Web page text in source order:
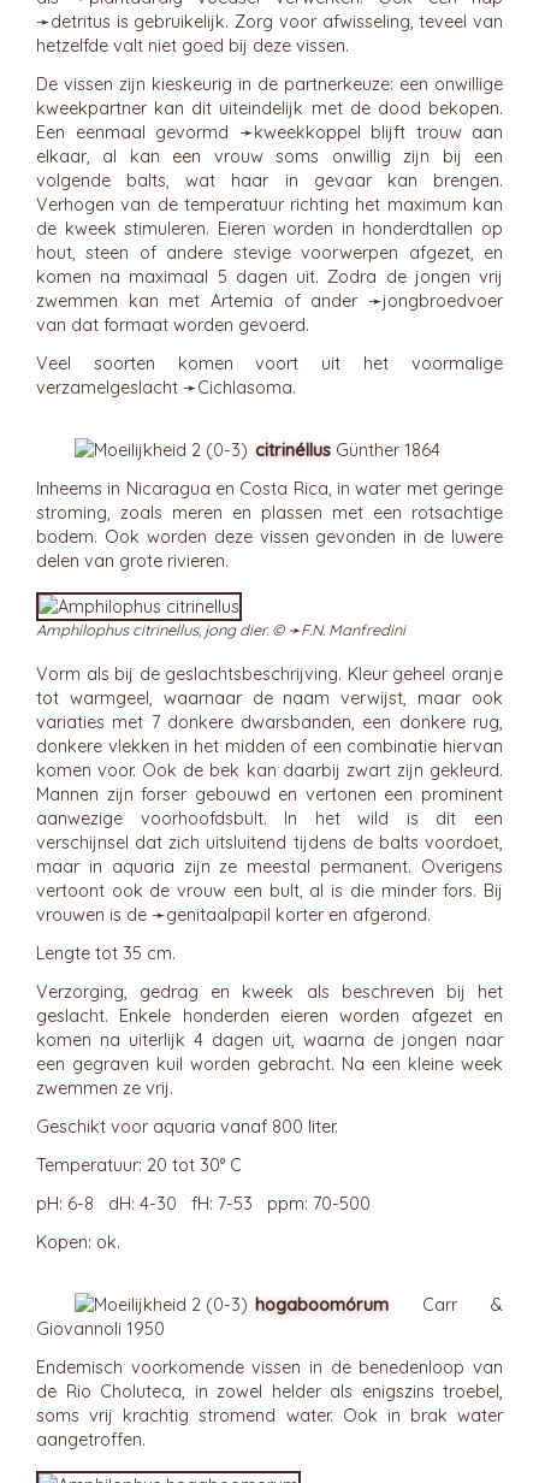
➛detritus is gebruikelijk. Zorg voor afwisseling, teveel van
hetzelfde valt niet goed bij deze vissen.
De vissen zijn kieskeurig in de partnerkeuze: een onwillige
kweekpartner kan dit uiteindelijk met de dood bekopen.
Een eenmaal gevormd ➛kweekkoppel blijft trouw aan
elkaar, al kan een vrouw soms onwillig zijn bij een
volgende balts, wat haar in gevaar kan brengen.
Verhogen van de temperatuur richting het maximum kan
de kweek stimuleren. Eieren worden in honderdtallen op
hout, steen of andere stevige voorwerpen afgezet, en
komen na maximaal 5 dagen uit. Zodra de jongen vrij
zwemmen kan met Artemia of ander ➛jongbroedvoer
van dat formaat worden gevoerd.
Veel soorten komen voort uit het voormalige
verzamelgeslacht ➛Cichlasoma.
citrinéllus Günther 1864
Inheems in Nicaragua en Costa Rica, in water met geringe
stroming, zoals meren en plassen met een rotsachtige
bodem. Ook worden deze vissen gevonden in de luwere
delen van grote rivieren.
Amphilophus citrinellus, jong dier. © ➛F.N. Manfredini
Vorm als bij de geslachtsbeschrijving. Kleur geheel oranje
tot warmgeel, waarnaar de naam verwijst, maar ook
variaties met 7 donkere dwarsbanden, een donkere rug,
donkere vlekken in het midden of een combinatie hiervan
komen voor. Ook de bek kan daarbij zwart zijn gekleurd.
Mannen zijn forser gebouwd en vertonen een prominent
aanwezige voorhoofdsbult. In het wild is dit een
verschijnsel dat zich uitsluitend tijdens de balts voordoet,
maar in aquaria zijn ze meestal permanent. Overigens
vertoont ook de vrouw een bult, al is die minder fors. Bij
vrouwen is de ➛genitaalpapil korter en afgerond.
Lengte tot 35 cm.
Verzorging, gedrag en kweek als beschreven bij het
geslacht. Enkele honderden eieren worden afgezet en
komen na uiterlijk 4 dagen uit, waarna de jongen naar
een gegraven kuil worden gebracht. Na een kleine week
zwemmen ze vrij.
Geschikt voor aquaria vanaf 800 liter.
Temperatuur: 20 tot 30° C
pH: 6-8 dH: 4-30 fH: 7-53 ppm: 70-500
Kopen: ok.
hogaboomórum Carr &
Giovannoli 1950
Endemisch voorkomende vissen in de benedenloop van
de Rio Choluteca, in zowel helder als enigszins troebel,
soms vrij krachtig stromend water. Ook in brak water
aangetroffen.